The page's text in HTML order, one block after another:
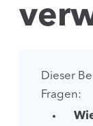
Dieser
Fragen: